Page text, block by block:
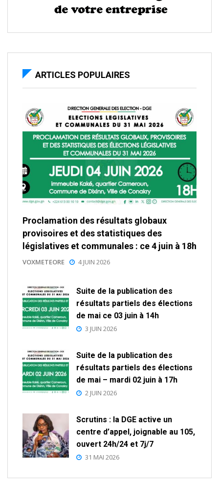
ARTICLES POPULAIRES
Proclamation des résultats globaux
provisoires et des statistiques des
législatives et communales : ce 4 juin à 18h
VOXMETEORE 4 JUIN 2026
Suite de la publication des
résultats partiels des élections
de mai ce 03 juin à 14h
3 JUIN 2026
Suite de la publication des
résultats partiels des élections
de mai – mardi 02 juin à 17h
2 JUIN 2026
Scrutins : la DGE active un
centre d’appel, joignable au 105,
ouvert 24h/24 et 7j/7
31 MAI 2026